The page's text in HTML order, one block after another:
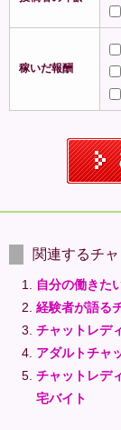
稼いだ報酬
関連するチ
自分の働きた
経験者が語る
チャットレデ
アダルトチャ
チャットレデ
宅バイト